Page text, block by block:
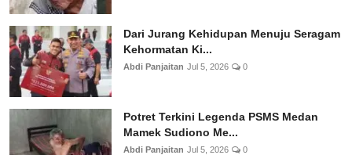
Dari Jurang Kehidupan Menuju Seragam
Kehormatan Ki...
Abdi Panjaitan Jul 5, 2026 0
Potret Terkini Legenda PSMS Medan
Mamek Sudiono Me...
Abdi Panjaitan Jul 5, 2026 0